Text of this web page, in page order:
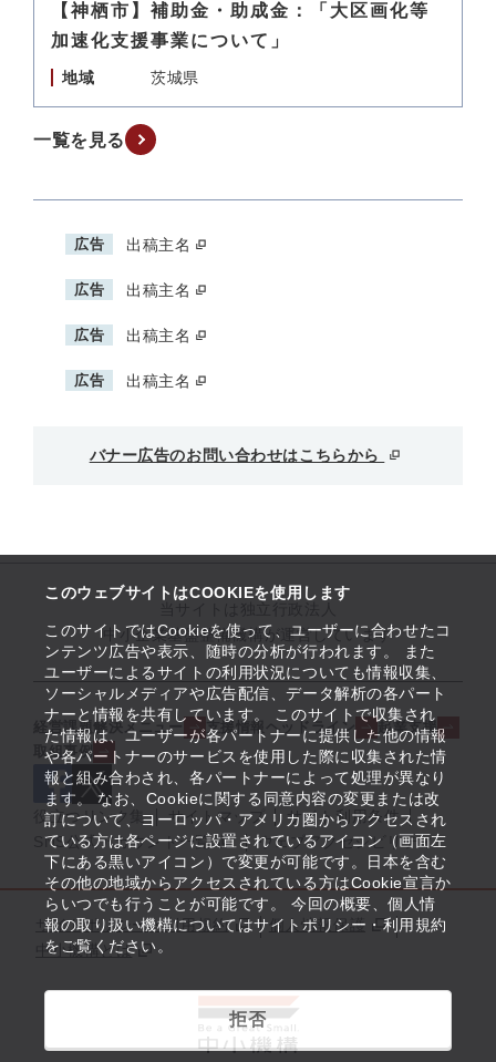
このウェブサイトはCOOKIEを使用します
このサイトではCookieを使って、ユーザーに合わせたコ
ンテンツ広告や表示、随時の分析が行われます。 また
ユーザーによるサイトの利用状況についても情報収集、
ソーシャルメディアや広告配信、データ解析の各パート
ナーと情報を共有しています。 このサイトで収集され
た情報は、ユーザーが各パートナーに提供した他の情報
や各パートナーのサービスを使用した際に収集された情
報と組み合わされ、各パートナーによって処理が異なり
ます。 なお、Cookieに関する同意内容の変更または改
訂について、ヨーロッパ・アメリカ圏からアクセスされ
ている方は各ページに設置されているアイコン（画面左
下にある黒いアイコン）で変更が可能です。日本を含む
その他の地域からアクセスされている方はCookie宣言か
らいつでも行うことが可能です。 今回の概要、個人情
報の取り扱い機構についてはサイトポリシー・利用規約
をご覧ください。
拒否
【神栖市】補助金・助成金：「大区画化等
加速化支援事業について」
地域 茨城県
一覧を見る
広告 出稿主名
広告 出稿主名
広告 出稿主名
広告 出稿主名
バナー広告のお問い合わせはこちらから
中小企業基盤整備機構が運営しています
経営課題解決メニュー 支援情報ヘッドライン
起業支援
取組事例
役立つリンク集 サイトマップ
サイト利用条件
SNS公式アカウント一覧
ウェブアクセシビリティ
サイトポリシー・利用規約
個人情報保護
中小機構とは